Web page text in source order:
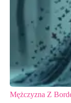
Mężczyzna Z